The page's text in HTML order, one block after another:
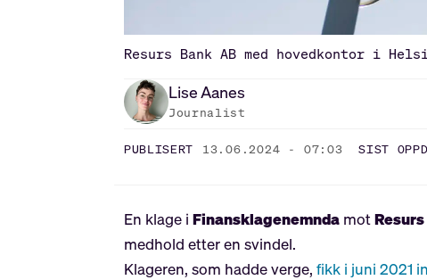
Resurs Bank AB med hovedkontor i
LiseAanes
Journalist
PUBLISERT 13.06.2024 - 07:03 SIST
En klage iFinansklagenemnda mot
medhold etter en svindel.
Klageren, som hadde verge, fikk i juni 2021